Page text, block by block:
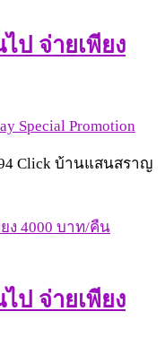
ป จ่ายเพียง
Special Promotion
Click บ้านแสนสราญ
ป จ่ายเพียง